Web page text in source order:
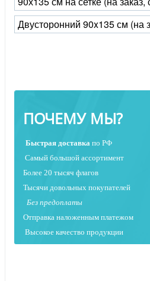
ПОЧЕМУ МЫ?
Быстрая доставка по РФ
Самый большой ассортимент
Более 20 тысяч флагов
Тысячи довольных покупателей
Без предоплаты
Отправка наложенным платежом
Высокое качество продукции